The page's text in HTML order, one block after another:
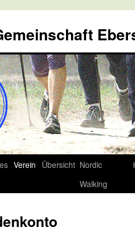
Verein Übersicht Nordic
Walking